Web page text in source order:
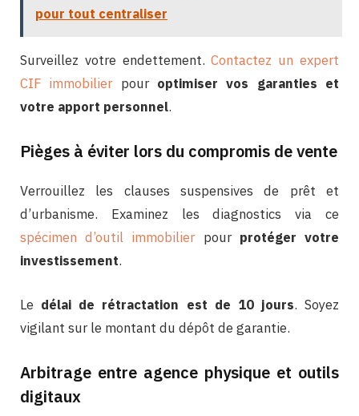
pour tout centraliser
Surveillez votre endettement.Contactez un expert
CIF immobilierpour optimiser vos garanties et
votre apport personnel.
Pièges à éviter lors du compromis de vente
Verrouillez les clauses suspensives de prêt et
d’urbanisme. Examinez les diagnostics via ce
spécimen d’outil immobilierpour protéger votre
investissement.
Le délai de rétractation est de 10 jours. Soyez
vigilant sur le montant du dépôt de garantie.
Arbitrage entre agence physique et outils
digitaux